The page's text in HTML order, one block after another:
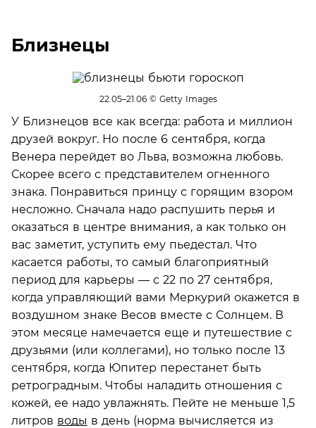
Близнецы
22.05–21.06© Getty Images
У Близнецов все как всегда: работа и миллион
друзей вокруг. Но после 6 сентября, когда
Венера перейдет во Льва, возможна любовь.
Скорее всего с представителем огненного
знака. Понравиться принцу с горящим взором
несложно. Сначала надо распушить перья и
оказаться в центре внимания, а как только он
вас заметит, уступить ему пьедестал. Что
касается работы, то самый благоприятный
период для карьеры — с 22 по 27 сентября,
когда управляющий вами Меркурий окажется в
воздушном знаке Весов вместе с Солнцем. В
этом месяце намечается еще и путешествие с
друзьями (или коллегами), но только после 13
сентября, когда Юпитер перестанет быть
ретроградным. Чтобы наладить отношения с
кожей, ее надо увлажнять. Пейте не меньше 1,5
литров воды в день (норма вычисляется из